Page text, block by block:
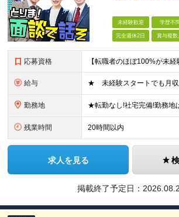
未経験歓迎 学歴不
完全週休2日 賞与複数
応募資格
給与
勤務地
残業時間 20時間以内
求人を見る
掲載終了予定日：